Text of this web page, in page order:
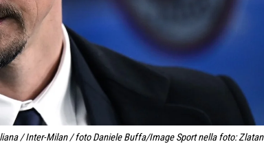
/ Inter-Milan / foto Daniele Buffa/Image Sport nella foto: Zlatan